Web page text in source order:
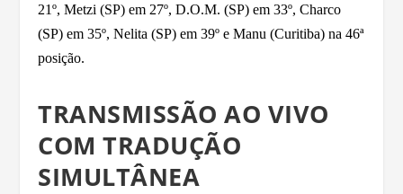
21º, Metzi (SP) em 27º, D.O.M. (SP) em 33º, Charco
(SP) em 35º, Nelita (SP) em 39º e Manu (Curitiba) na 46ª
posição.
TRANSMISSÃO AO VIVO
COM TRADUÇÃO
SIMULTÂNEA